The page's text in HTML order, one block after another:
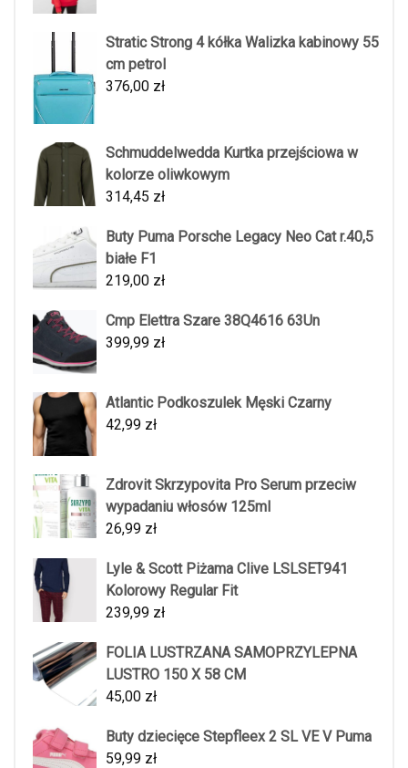
Stratic Strong 4 kółka Walizka kabinowy 55
cm petrol
376,00 zł
Schmuddelwedda Kurtka przejściowa w
kolorze oliwkowym
314,45 zł
Buty Puma Porsche Legacy Neo Cat r.40,5
białe F1
219,00 zł
Cmp Elettra Szare 38Q4616 63Un
399,99 zł
Atlantic Podkoszulek Męski Czarny
42,99 zł
Zdrovit Skrzypovita Pro Serum przeciw
wypadaniu włosów 125ml
26,99 zł
Lyle & Scott Piżama Clive LSLSET941
Kolorowy Regular Fit
239,99 zł
FOLIA LUSTRZANA SAMOPRZYLEPNA
LUSTRO 150 X 58 CM
45,00 zł
Buty dziecięce Stepfleex 2 SL VE V Puma
59,99 zł